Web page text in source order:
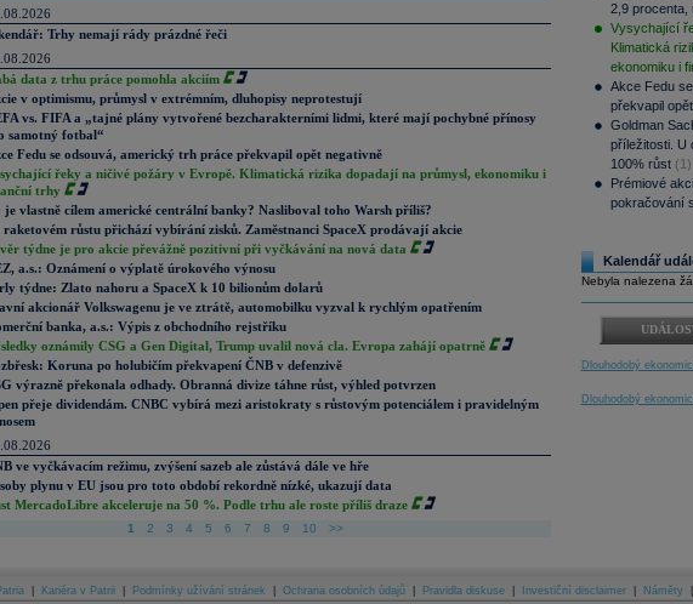
Trhy nemají rády prázdné řeči
data z trhu práce pomohla akciím
v optimismu, průmysl v extrémním, dluhopisy neprotestují
vs. FIFA a „tajné plány vytvořené bezcharakterními lidmi, které mají pochybné přínosy
samotný fotbal“
Fedu se odsouvá, americký trh práce překvapil opět negativně
řeky a ničivé požáry v Evropě. Klimatická rizika dopadají na průmysl, ekonomiku i
trhy
je vlastně cílem americké centrální banky? Nasliboval toho Warsh příliš?
raketovém růstu přichází vybírání zisků. Zaměstnanci SpaceX prodávají akcie
týdne je pro akcie převážně pozitivní při vyčkávání na nová data
a.s.: Oznámení o výplatě úrokového výnosu
týdne: Zlato nahoru a SpaceX k 10 bilionům dolarů
akcionář Volkswagenu je ve ztrátě, automobilku vyzval k rychlým opatřením
banka, a.s.: Výpis z obchodního rejstříku
oznámily CSG a Gen Digital, Trump uvalil nová cla. Evropa zahájí opatrně
Koruna po holubičím překvapení ČNB v defenzivě
výrazně překonala odhady. Obranná divize táhne růst, výhled potvrzen
přeje dividendám. CNBC vybírá mezi aristokraty s růstovým potenciálem i pravidelným
ve vyčkávacím režimu, zvýšení sazeb ale zůstává dále ve hře
plynu v EU jsou pro toto období rekordně nízké, ukazují data
MercadoLibre akceleruje na 50 %. Podle trhu ale roste příliš draze
1 2 3 4 5 6 7 8 9 10 >>
2,9 procenta,
Vysychající
Klimatická
ekonomiku i
Akce Fedu
překvapil
Goldman
příležitosti. U
100% růst (1)
Prémiové
pokračování
Kalendář
Nebyla nalezena
Dlouhodobý
Dlouhodobý
Kariéra v Patrii Podmínky užívání stránek Ochrana osobních údajů Pravidla diskuse Investiční disclaimer Náměty